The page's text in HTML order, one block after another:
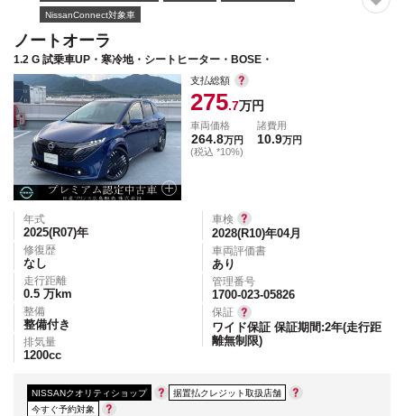
NissanConnect対象車
ノートオーラ
1.2 G 試乗車UP・寒冷地・シートヒーター・BOSE・
支払総額
275.7万円
車両価格
264.8万円
(税込 *10%)
諸費用
10.9万円
年式
2025(R07)年
修復歴
なし
走行距離
0.5 万km
整備
整備付き
排気量
1200cc
車検
2028(R10)年04月
車両評価書
あり
管理番号
1700-023-05826
保証
ワイド保証 保証期間:2年(走行距
離無制限)
NISSANクオリティショップ
据置払クレジット取扱店舗
今すぐ予約対象